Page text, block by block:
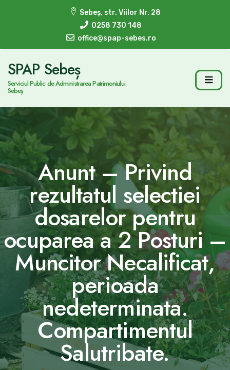
Sebeș, str. Viilor Nr. 28
0258 730 148
office@spap-sebes.ro
SPAP Sebeș
Serviciul Public de Administrarea Patrimoniului
Sebeș
Anunt – Privind
rezultatul selectiei
dosarelor pentru
ocuparea a 2 Posturi –
Muncitor Necalificat,
perioada
nedeterminata.
Compartimentul
Salutribate.